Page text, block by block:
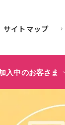
サイトマップ
入中のお客さま